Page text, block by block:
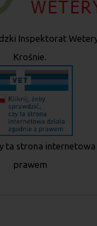
Inspektorat
Krośnie.
ta strona
prawem